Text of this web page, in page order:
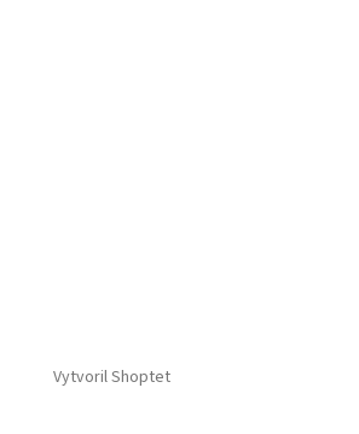
Vytvoril Shoptet